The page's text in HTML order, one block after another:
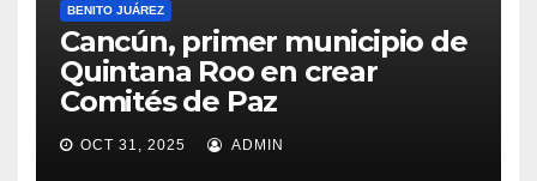
BENITO JUÁREZ
Cancún, primer municipio de
Quintana Roo en crear
Comités de Paz
OCT 31, 2025 ADMIN